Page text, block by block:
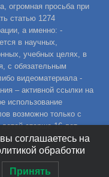
огромная просьба при
статью 1274
а именно: -
в научных,
учебных целях, в
с обязательным
видеоматериала -
– активной ссылки на
использование
возможно только с
старше 16 лет.
соглашаетесь на
обработки
Принять